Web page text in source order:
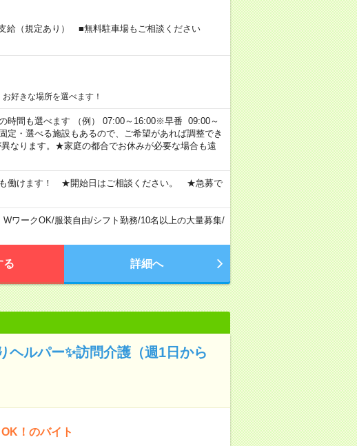
給（規定あり） ■無料駐車場もご相談ください
好きな場所を選べます！
時間も選べます （例） 07:00～16:00※早番 09:00～
・選べる施設もあるので、ご希望があれば調整でき
なります。★家庭の都合でお休みが必要な場合も遠
も働けます！ ★開始日はご相談ください。 ★急募で
WワークOK/服装自由/シフト勤務/10名以上の大量募集/
る 詳細へ
ヘルパー✨訪問介護（週1日から
！のバイト